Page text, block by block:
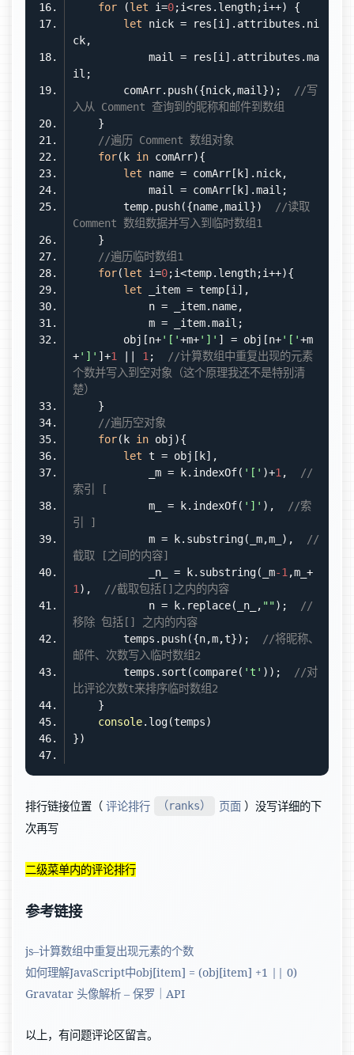
for (let i=0
let nick = res[i].attributes.ni
            mail = res[i].attributes.ma
        comArr.push({nick,mail});
//写
入从 Comment 查询到的昵称和邮件到数组
//遍历 Comment 数组对象
for(k in
let
        temp.push({name,mail})
//读取
Comment 数组数据并写入到临时数组1
//遍历临时数组1
for(let i=0
let
        obj[n+
'['+m+']' ] = obj[n+'['+m
+']' ]+1 1 ;
//计算数组中重复出现的元素
个数并写入到空对象（这个原理我还不是特别清
楚）
//遍历空对象
for(k in
let
            _m = k.indexOf(
'[' )+1 ,
//
索引 [
            m_ = k.indexOf(
']' ),
//索
引 ]
            m = k.substring(_m,m_),
//
截取 [之间的内容]
            _n_ = k.substring(_m
-1 ,m_+
1 ),
//截取包括[]之内的内容
            n = k.replace(_n_,
"");
//
移除 包括[] 之内的内容
        temps.push({n,m,t});
//将昵称、
邮件、次数写入临时数组2
        temps.sort(compare(
't' ));
//对
比评论次数t来排序临时数组2
console
排行链接位置（ 评论排行 （ranks） 页面 ）没写详细的下
次再写
二级菜单内的评论排行
参考链接
js–计算数组中重复出现元素的个数
如何理解JavaScript中obj[item] = (obj[item] +1 || 0)
Gravatar 头像解析 – 保罗｜API
以上，有问题评论区留言。